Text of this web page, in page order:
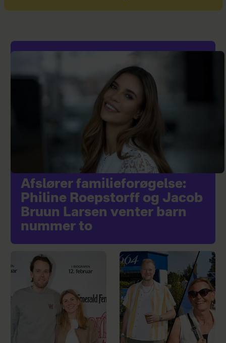
Afslører familieforøgelse:
Philine Roepstorff og Jacob
Bruun Larsen venter barn
nummer to